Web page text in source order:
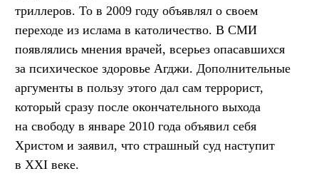
триллеров. То в 2009 году объявлял о своем
переходе из ислама в католичество. В СМИ
появлялись мнения врачей, всерьез опасавшихся
за психическое здоровье Агджи. Дополнительные
аргументы в пользу этого дал сам террорист,
который сразу после окончательного выхода
на свободу в январе 2010 года объявил себя
Христом и заявил, что страшный суд наступит
в XXI веке.